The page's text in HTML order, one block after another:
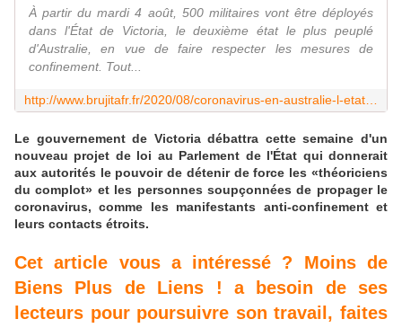
À partir du mardi 4 août, 500 militaires vont être déployés
dans l'État de Victoria, le deuxième état le plus peuplé
d'Australie, en vue de faire respecter les mesures de
confinement. Tout...
Le gouvernement de Victoria débattra cette semaine d'un
nouveau projet de loi au Parlement de l'État qui donnerait
aux autorités le pouvoir de détenir de force les «théoriciens
du complot» et les personnes soupçonnées de propager le
coronavirus, comme les manifestants anti-confinement et
leurs contacts étroits.
Cet article vous a intéressé ? Moins de
Biens Plus de Liens ! a besoin de ses
lecteurs pour poursuivre son travail, faites